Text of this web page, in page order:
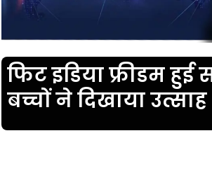
फिट इडिया फ्रीडम हुई
बच्चों ने दिखाया उत्साह